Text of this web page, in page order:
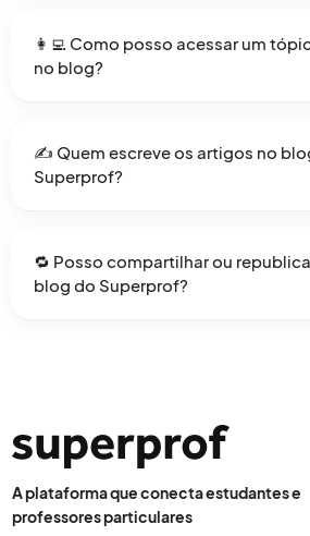
hugo@superprof.com para obter
👩‍💻 Como posso acessar um
no blog?
✍️ Quem escreve os artigos no
Superprof?
respectivos tópicos.
🔁 Posso compartilhar ou
blog do Superprof?
A plataforma que conecta estudantes e
professores particulares